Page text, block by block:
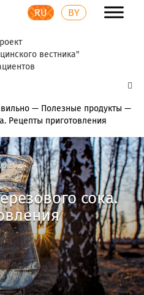
RU BY
вестника"
— Полезные продукты —
Рецепты приготовления
сока.